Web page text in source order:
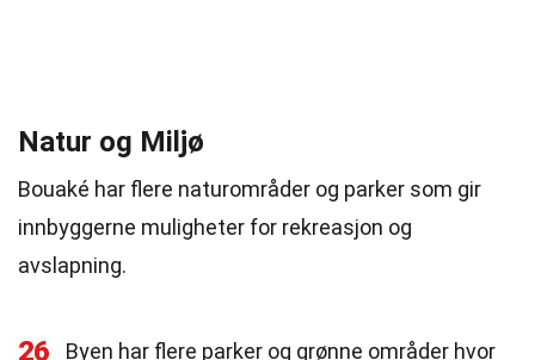
Natur og Miljø
Bouaké har flere naturområder og parker som gir
innbyggerne muligheter for rekreasjon og
avslapning.
26 Byen har flere parker og grønne områder hvor